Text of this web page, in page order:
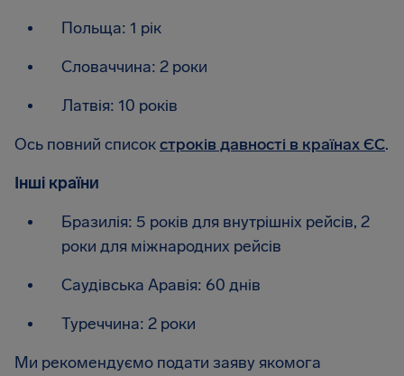
Польща: 1 рік
Словаччина: 2 роки
Латвія: 10 років
Ось повний списокстроків давності в країнах ЄС.
Інші країни
Бразилія: 5 років для внутрішніх рейсів, 2
роки для міжнародних рейсів
Саудівська Аравія: 60 днів
Туреччина: 2 роки
Ми рекомендуємо подати заяву якомога